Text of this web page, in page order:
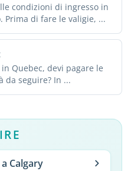
condizioni di ingresso in
Prima di fare le valigie, ...
Quebec, devi pagare le
da seguire? In ...
Calgary